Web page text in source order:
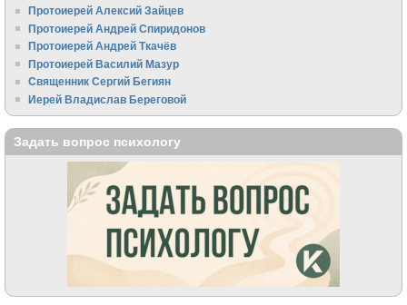
Протоиерей Алексий Зайцев
Протоиерей Андрей Спиридонов
Протоиерей Андрей Ткачёв
Протоиерей Василий Мазур
Священник Сергий Бегиян
Иерей Владислав Береговой
Задать вопрос психологу